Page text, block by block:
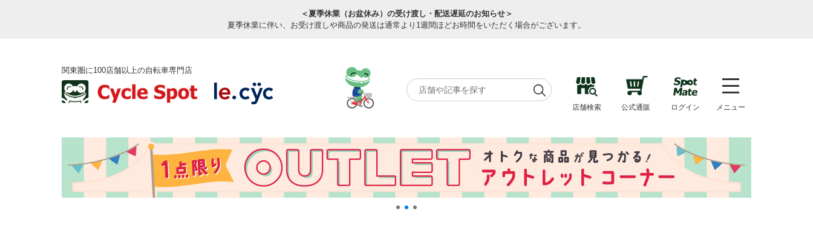
＜夏季休業（お盆休み）の受け渡し・配送遅延のお知らせ＞
夏季休業に伴い、お受け渡しや商品の発送は通常より1週間ほどお時間をいただく場合がございます。
関東圏に100店舗以上の自転車専門店
店舗検索 公式通販 ログイン メニュー